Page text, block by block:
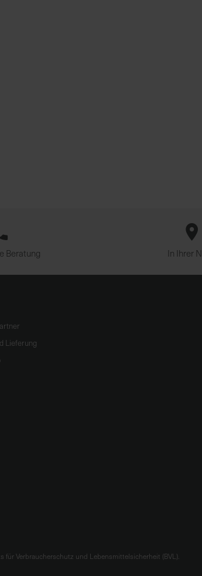
Beratung In Ihrer
Lieferung
Verbraucherschutz und Lebensmittelsicherheit (BVL).